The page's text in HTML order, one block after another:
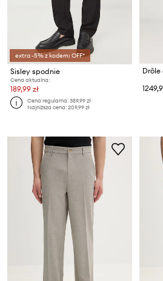
extra -5% z kodem: OFF*
Sisley spodnie
Cena aktualna:
189,99 zł
Cena regularna:359,99 zł
Najniższa cena:209,99 zł